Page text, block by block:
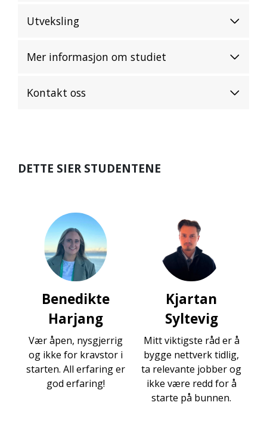
Utveksling
Mer informasjon om studiet
Kontakt oss
DETTE SIER STUDENTENE
Benedikte
Harjang
Vær åpen, nysgjerrig
og ikke for kravstor i
starten. All erfaring er
god erfaring!
Kjartan
Syltevig
Mitt viktigste råd er å
bygge nettverk tidlig,
ta relevante jobber og
ikke være redd for å
starte på bunnen.